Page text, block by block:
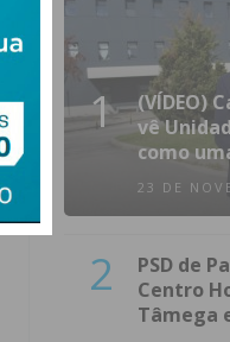
1
(VÍDEO)
vê
como
23 DE
2
PSD de
Centro
Tâmega